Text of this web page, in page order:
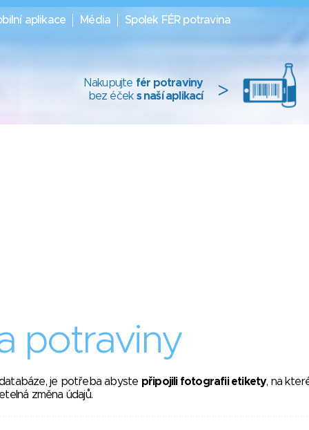
aplikace Média Spolek FÉR potravina
Nakupujte fér potraviny
bez éček s naší aplikací >
potraviny
je potřeba abyste připojili fotografii etikety, na
změna údajů.